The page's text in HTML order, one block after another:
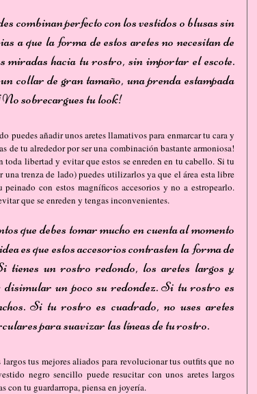
combinan perfecto con los vestidos o blusas sin
a que la forma de estos aretes no necesitan de
miradas hacia tu rostro, sin importar el escote.
collar de gran tamaño, una prenda estampada
sobrecargues tu look!
puedes añadir unos aretes llamativos para enmarcar tu cara y
de tu alrededor por ser una combinación bastante armoniosa!
libertad y evitar que estos se enreden en tu cabello. Si tu
trenza de lado) puedes utilizarlos ya que el área esta libre
con estos magníficos accesorios y no a estropearlo.
que se enreden y tengas inconvenientes.
que debes tomar mucho en cuenta al momento
es que estos accesorios contrasten la forma de
tienes un rostro redondo, los aretes largos y
un poco su redondez. Si tu rostro es
Si tu rostro es cuadrado, no uses aretes
para suavizar las líneas de tu rostro.
tus mejores aliados para revolucionar tus outfits que no
negro sencillo puede resucitar con unos aretes largos
con tu guardarropa, piensa en joyería.